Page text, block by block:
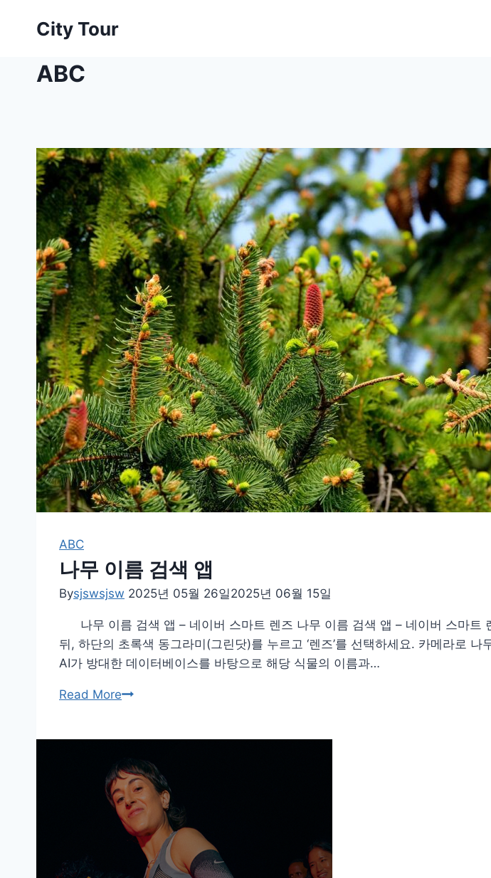
City Tour
ABC
ABC
나무 이름 검색 앱
Bysjswsjsw 2025년 05월 26일2025년 06월 15일
나무 이름 검색 앱 – 네이버 스마트 렌즈 나무 이름 검색 앱 – 네이버 스마트
뒤, 하단의 초록색 동그라미(그린닷)를 누르고 ‘렌즈’를 선택하세요. 카메라로
AI가 방대한 데이터베이스를 바탕으로 해당 식물의 이름과…
Read More나
검
색
앱